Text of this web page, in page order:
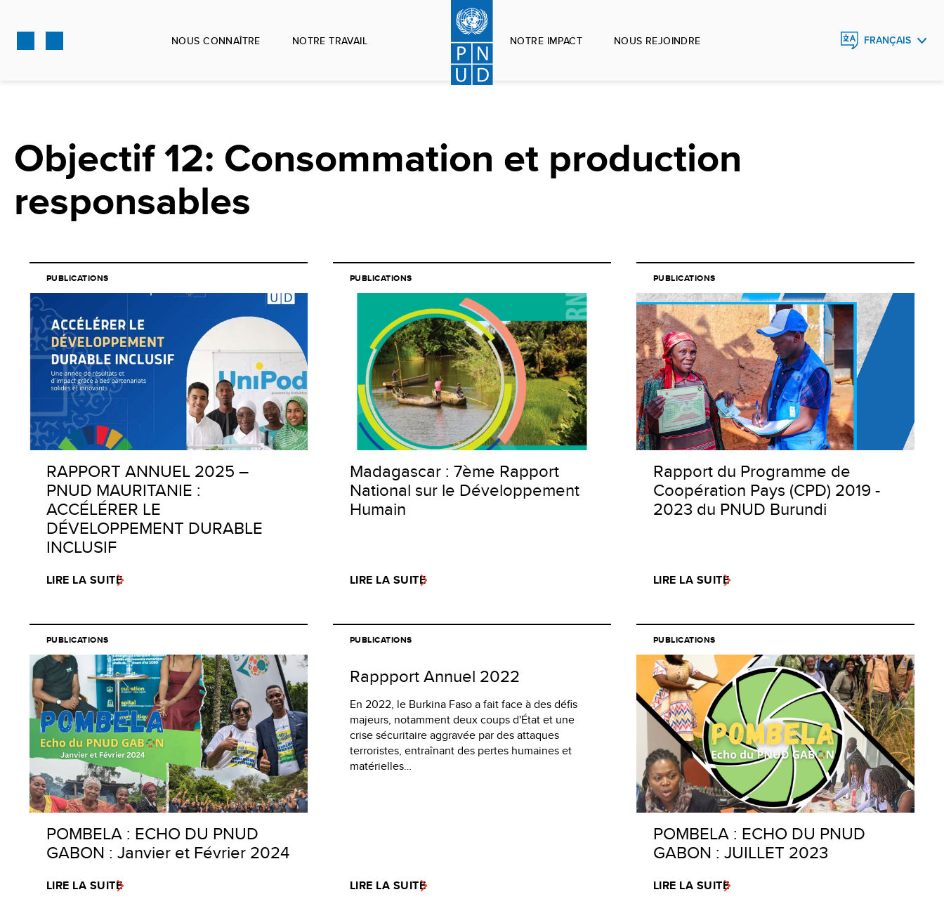
contenu
NOUS CONNAÎTRE NOTRE TRAVAIL NOTRE IMPACT NOUS REJOINDRE FRANÇAIS
Objectif 12: Consommation et production
responsables
PUBLICATIONS
RAPPORT ANNUEL 2025 –
PNUD MAURITANIE :
ACCÉLÉRER LE
DÉVELOPPEMENT DURABLE
INCLUSIF
LIRE LA SUITE
PUBLICATIONS
Madagascar : 7ème Rapport
National sur le Développement
Humain
LIRE LA SUITE
PUBLICATIONS
Rapport du Programme de
Coopération Pays (CPD) 2019 -
2023 du PNUD Burundi
LIRE LA SUITE
PUBLICATIONS
POMBELA : ECHO DU PNUD
GABON : Janvier et Février 2024
LIRE LA SUITE
PUBLICATIONS
Rappport Annuel 2022
En 2022, le Burkina Faso a fait face à des défis
majeurs, notamment deux coups d'État et une
crise sécuritaire aggravée par des attaques
terroristes, entraînant des pertes humaines et
matérielles…
LIRE LA SUITE
PUBLICATIONS
POMBELA : ECHO DU PNUD
GABON : JUILLET 2023
LIRE LA SUITE